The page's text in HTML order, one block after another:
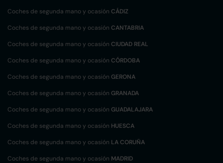
Coches de segunda mano y ocasión CÁDIZ
Coches de segunda mano y ocasión CANTABRIA
Coches de segunda mano y ocasión CIUDAD REAL
Coches de segunda mano y ocasión CÓRDOBA
Coches de segunda mano y ocasión GERONA
Coches de segunda mano y ocasión GRANADA
Coches de segunda mano y ocasión GUADALAJARA
Coches de segunda mano y ocasión HUESCA
Coches de segunda mano y ocasión LA CORUÑA
Coches de segunda mano y ocasión MADRID